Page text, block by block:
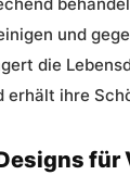
und
die
erhält ihre
für